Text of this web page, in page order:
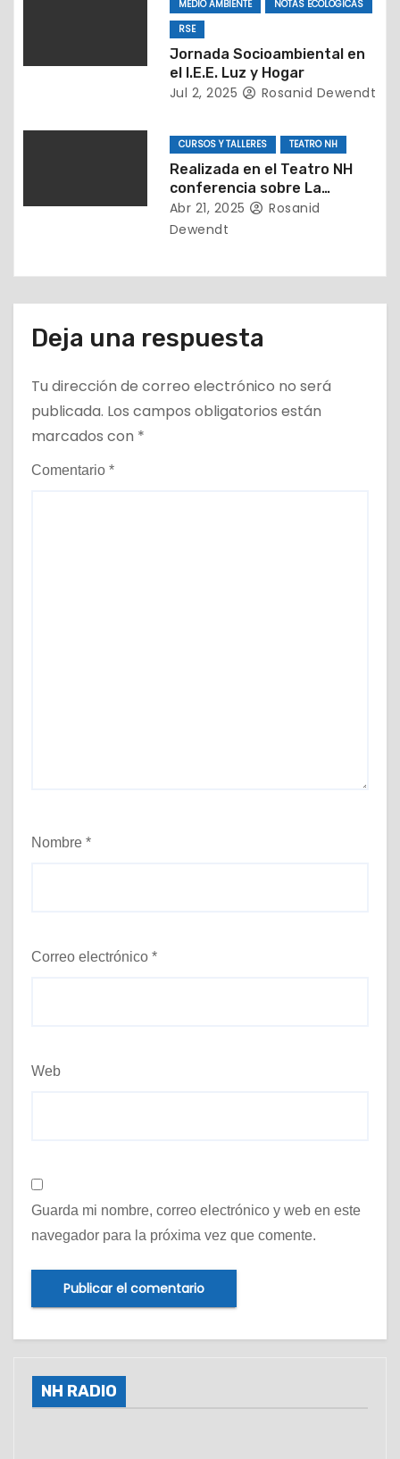
a
a
MEDIO AMBIENTE
NOTAS ECOLOGICAS
RSE
Jornada Socioambiental en
el I.E.E. Luz y Hogar
Jul 2, 2025 Rosanid Dewendt
CURSOS Y TALLERES TEATRO NH
Realizada en el Teatro NH
conferencia sobre La
importancia de detectar a
tiempo el TEA
Abr 21, 2025
Rosanid
Dewendt
Deja una respuesta
Tu dirección de correo electrónico no será
publicada. Los campos obligatorios están
marcados con *
Comentario *
Nombre *
Correo electrónico *
Web
Guarda mi nombre, correo electrónico y web en este
navegador para la próxima vez que comente.
NH RADIO